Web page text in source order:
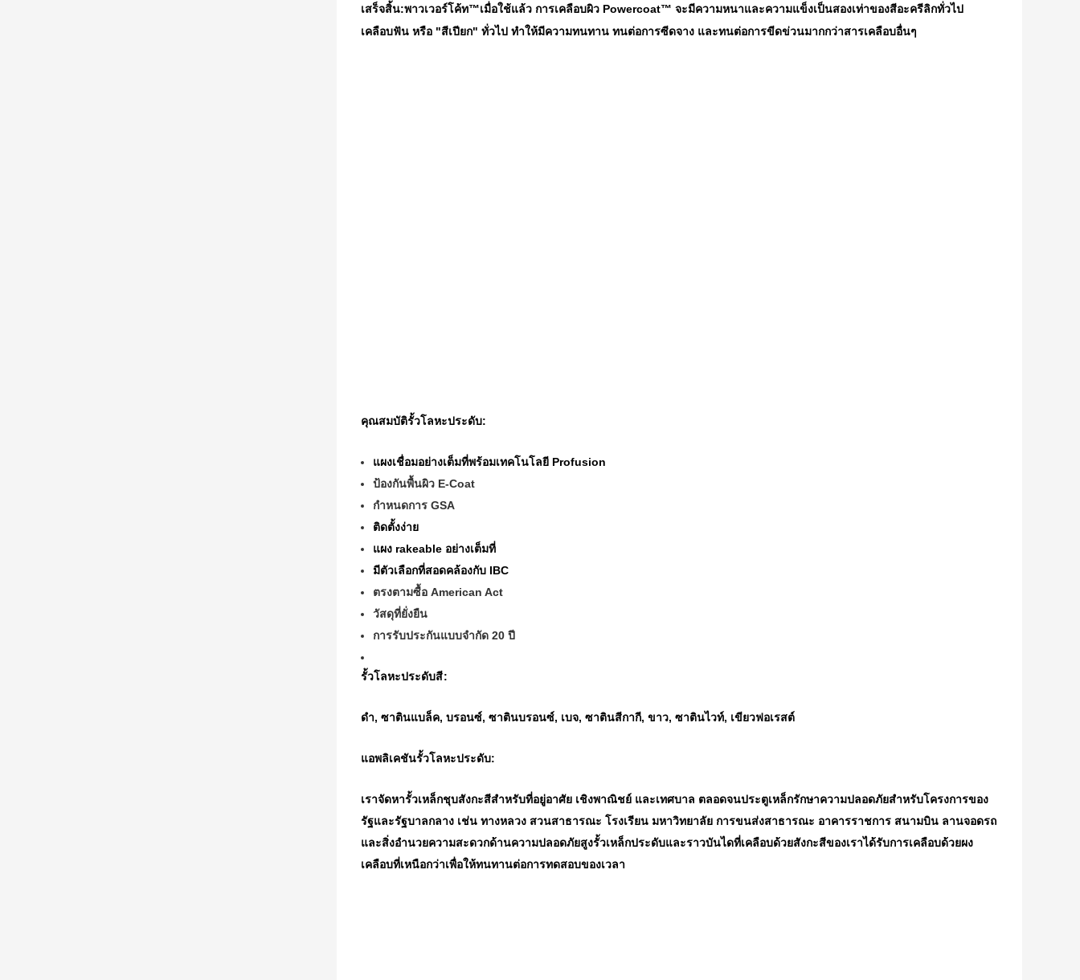
เสร็จสิ้น:พาวเวอร์โค้ท™เมื่อใช้แล้ว การเคลือบผิว Powercoat™ จะมีความหนาและความแข็งเป็นสองเท่าของสีอะครีลิกทั่วไป
เคลือบฟัน หรือ "สีเปียก" ทั่วไป ทำให้มีความทนทาน ทนต่อการซีดจาง และทนต่อการขีดข่วนมากกว่าสารเคลือบอื่นๆ
คุณสมบัติรั้วโลหะประดับ:
แผงเชื่อมอย่างเต็มที่พร้อมเทคโนโลยี Profusion
ป้องกันพื้นผิว E-Coat
กำหนดการ GSA
ติดตั้งง่าย
แผง rakeable อย่างเต็มที่
มีตัวเลือกที่สอดคล้องกับ IBC
ตรงตามซื้อ American Act
วัสดุที่ยั่งยืน
การรับประกันแบบจำกัด 20 ปี
รั้วโลหะประดับสี:
ดำ, ซาตินแบล็ค, บรอนซ์, ซาตินบรอนซ์, เบจ, ซาตินสีกากี, ขาว, ซาตินไวท์, เขียวฟอเรสต์
แอพลิเคชันรั้วโลหะประดับ:
เราจัดหารั้วเหล็กชุบสังกะสีสำหรับที่อยู่อาศัย เชิงพาณิชย์ และเทศบาล ตลอดจนประตูเหล็กรักษาความปลอดภัยสำหรับโครงการของ
รัฐและรัฐบาลกลาง เช่น ทางหลวง สวนสาธารณะ โรงเรียน มหาวิทยาลัย การขนส่งสาธารณะ อาคารราชการ สนามบิน ลานจอดรถ
และสิ่งอำนวยความสะดวกด้านความปลอดภัยสูงรั้วเหล็กประดับและราวบันไดที่เคลือบด้วยสังกะสีของเราได้รับการเคลือบด้วยผง
เคลือบที่เหนือกว่าเพื่อให้ทนทานต่อการทดสอบของเวลา